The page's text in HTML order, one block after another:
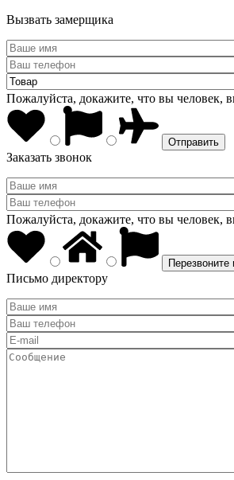
Вызвать замерщика
Пожалуйста, докажите, что вы человек,
Заказать звонок
Пожалуйста, докажите, что вы человек,
Письмо директору